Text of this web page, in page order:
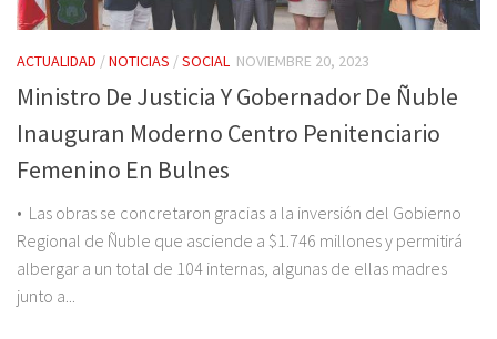
ACTUALIDAD /NOTICIAS /SOCIAL NOVIEMBRE 20, 2023
Ministro De Justicia Y Gobernador De Ñuble
Inauguran Moderno Centro Penitenciario
Femenino En Bulnes
• Las obras se concretaron gracias a la inversión del Gobierno
Regional de Ñuble que asciende a $1.746 millones y permitirá
albergar a un total de 104 internas, algunas de ellas madres
junto a...